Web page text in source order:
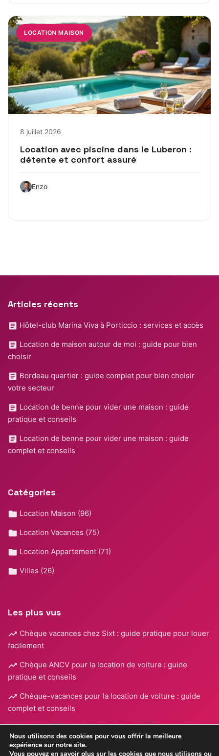
LOCATION MAISON
8 juillet 2026
Location avec piscine dans le Luberon :
détente et confort assuré
Enzo
Articles récents
Hôtel-club Marina Viva à Porticcio : services et accès
Location de maison autour de moi : guide pour bien
choisir
Bordeau quartier : guide complet pour bien choisir
votre secteur
Location de benne pour vider une maison : guide
pratique et conseils
Location de benne pour vider une maison : guide
complet et conseils
Catégories
Location Maison (96)
Location Vacances (75)
Location Appartement (71)
Villes (26)
Les plus vus
Chèque vacances chez Sixt : guide pratique pour louer
facilement
Chèque ANCV pour la location de voiture : guide
pratique et conseils
Chèque-vacances pour la location de voiture : guide
complet et conseils
Nous utilisons des cookies pour vous offrir la meilleure
expérience sur notre site.
Vous pouvez en savoir plus sur les cookies que nous utilisons ou